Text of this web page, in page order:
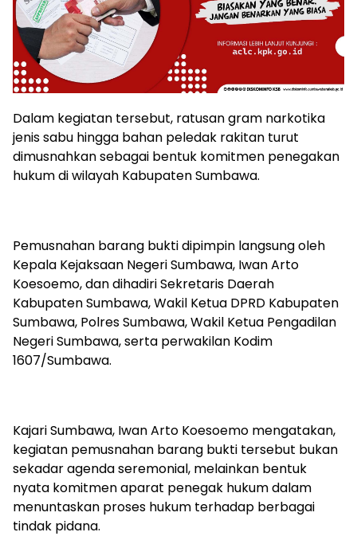
Dalam kegiatan tersebut, ratusan gram narkotika
jenis sabu hingga bahan peledak rakitan turut
dimusnahkan sebagai bentuk komitmen penegakan
hukum di wilayah Kabupaten Sumbawa.
Pemusnahan barang bukti dipimpin langsung oleh
Kepala Kejaksaan Negeri Sumbawa, Iwan Arto
Koesoemo, dan dihadiri Sekretaris Daerah
Kabupaten Sumbawa, Wakil Ketua DPRD Kabupaten
Sumbawa, Polres Sumbawa, Wakil Ketua Pengadilan
Negeri Sumbawa, serta perwakilan Kodim
1607/Sumbawa.
Kajari Sumbawa, Iwan Arto Koesoemo mengatakan,
kegiatan pemusnahan barang bukti tersebut bukan
sekadar agenda seremonial, melainkan bentuk
nyata komitmen aparat penegak hukum dalam
menuntaskan proses hukum terhadap berbagai
tindak pidana.